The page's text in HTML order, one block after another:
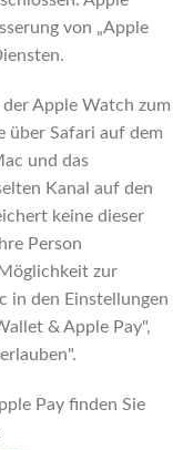
von „Apple
Apple Watch zum
über Safari auf dem
und das
Kanal auf den
keine dieser
Person
zur
in den Einstellungen
& Apple Pay",
Pay finden Sie